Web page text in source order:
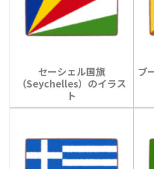
セーシェル国旗
（Seychelles）のイラス
ト
ブ